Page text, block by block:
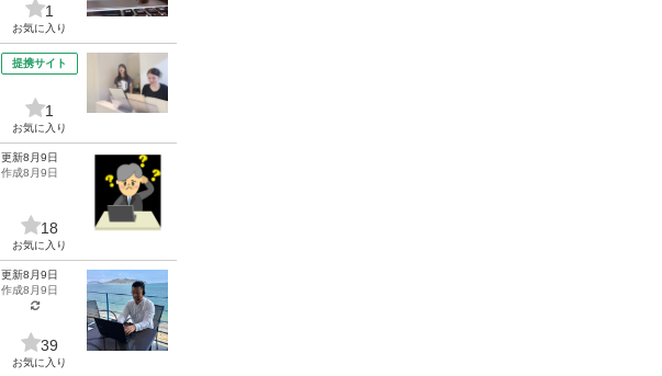
1
お気に入り
提携サイト
1
お気に入り
更新8月9日
作成8月9日
18
お気に入り
更新8月9日
作成8月9日
39
お気に入り